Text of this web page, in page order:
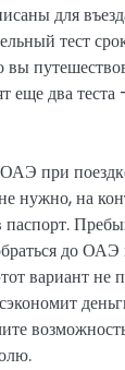
для
тест
вы
еще два
ОАЭ при
нужно, на
паспорт.
до ОАЭ
вариант не